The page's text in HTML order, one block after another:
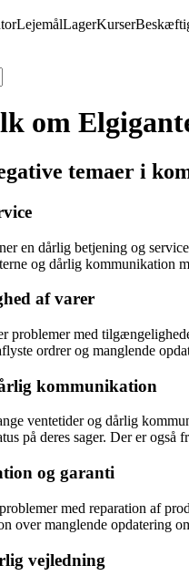
LejemålLagerKurser
om
temaer i
en dårlig betjening og
og dårlig kommunikation
af varer
problemer med
ordrer og manglende
kommunikation
ventetider og dårlig
på deres sager. Der er
og garanti
med reparation af
over manglende opdatering
vejledning